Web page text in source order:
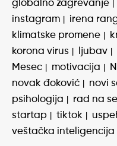
globalno zagrevanje
instagram
irena
klimatske promene
korona virus
ljubav
Mesec
motivacija
novak đoković
novi
psihologija
rad na
startap
tiktok
veštačka inteligencija